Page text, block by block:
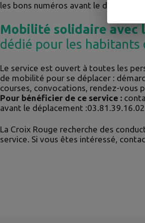
les bons numéros avant le départ !
Mobilité solidaire avec
dédié pour les
Le service est ouvert à toutes les
de mobilité pour se déplacer :
courses, convocations, rendez-vous
Pour bénéficier de ce service :
avant le déplacement
La Croix Rouge recherche des
service. Si vous êtes intéressé,